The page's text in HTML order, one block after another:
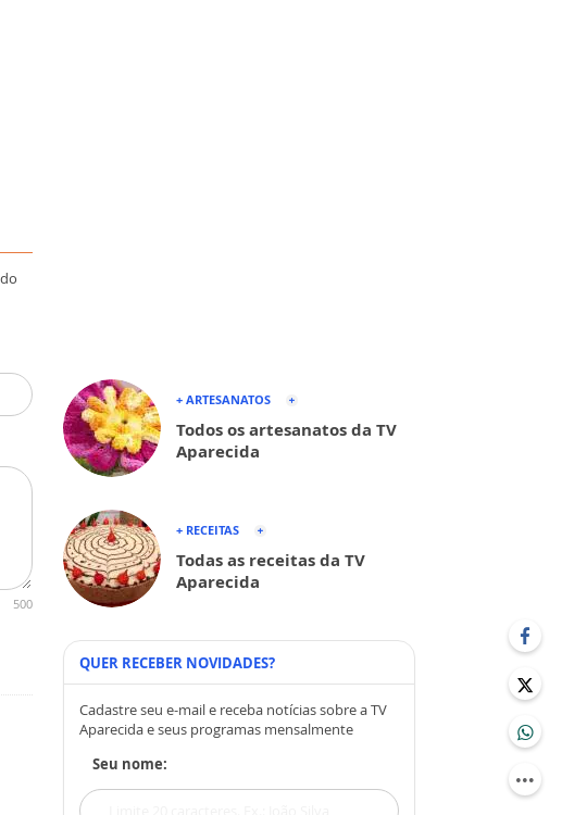
500
+ ARTESANATOS
Todos os artesanatos da TV
Aparecida
+ RECEITAS
Todas as receitas da TV
Aparecida
QUER RECEBER NOVIDADES?
Cadastre seu e-mail e receba notícias sobre a TV
Aparecida e seus programas mensalmente
Seu nome: